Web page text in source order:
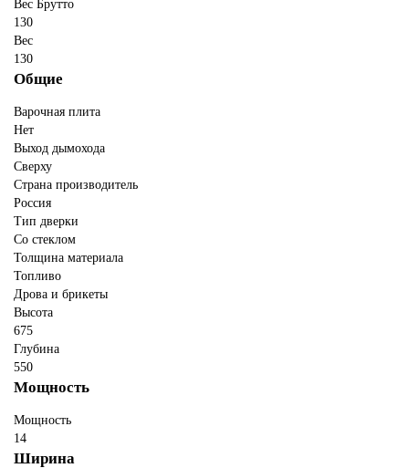
Вес Брутто
130
Вес
130
Общие
Варочная плита
Нет
Выход дымохода
Сверху
Страна производитель
Россия
Тип дверки
Со стеклом
Толщина материала
Топливо
Дрова и брикеты
Высота
675
Глубина
550
Мощность
Мощность
14
Ширина